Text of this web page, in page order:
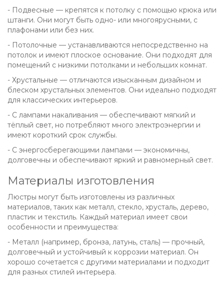
- Подвесные — крепятся к потолку с помощью крюка или
штанги. Они могут быть одно- или многоярусными, с
плафонами или без них.
- Потолочные — устанавливаются непосредственно на
потолок и имеют плоское основание. Они подходят для
помещений с низкими потолками и небольших комнат.
- Хрустальные — отличаются изысканным дизайном и
блеском хрустальных элементов. Они идеально подходят
для классических интерьеров.
- С лампами накаливания — обеспечивают мягкий и
тёплый свет, но потребляют много электроэнергии и
имеют короткий срок службы.
- С энергосберегающими лампами — экономичны,
долговечны и обеспечивают яркий и равномерный свет.
Материалы изготовления
Люстры могут быть изготовлены из различных
материалов, таких как металл, стекло, хрусталь, дерево,
пластик и текстиль. Каждый материал имеет свои
особенности и преимущества:
- Металл (например, бронза, латунь, сталь) — прочный,
долговечный и устойчивый к коррозии материал. Он
хорошо сочетается с другими материалами и подходит
для разных стилей интерьера.